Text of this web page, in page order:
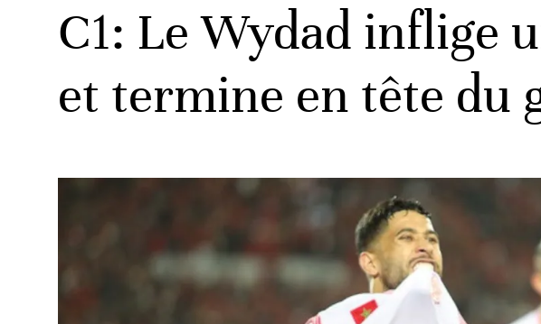
C1: Le Wydad inflige
et termine en tête du